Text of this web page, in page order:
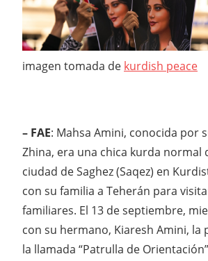
imagen tomada de kurdish peace
– FAE: Mahsa Amini, conocida por
Zhina, era una chica kurda normal
ciudad de Saghez (Saqez) en
con su familia a Teherán para
familiares. El 13 de septiembre,
con su hermano, Kiaresh Amini, la
la llamada “Patrulla de